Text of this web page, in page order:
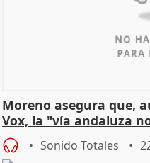
Moreno asegura que,
Vox, la "vía andaluza
"cambiar"
Sonido Totales